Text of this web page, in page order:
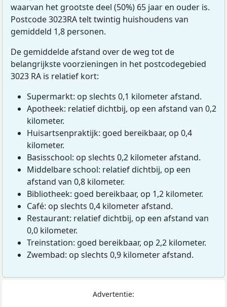
waarvan het grootste deel (50%) 65 jaar en ouder is.
Postcode 3023RA telt twintig huishoudens van
gemiddeld 1,8 personen.
De gemiddelde afstand over de weg tot de
belangrijkste voorzieningen in het postcodegebied
3023 RA is relatief kort:
Supermarkt: op slechts 0,1 kilometer afstand.
Apotheek: relatief dichtbij, op een afstand van 0,2
kilometer.
Huisartsenpraktijk: goed bereikbaar, op 0,4
kilometer.
Basisschool: op slechts 0,2 kilometer afstand.
Middelbare school: relatief dichtbij, op een
afstand van 0,8 kilometer.
Bibliotheek: goed bereikbaar, op 1,2 kilometer.
Café: op slechts 0,4 kilometer afstand.
Restaurant: relatief dichtbij, op een afstand van
0,0 kilometer.
Treinstation: goed bereikbaar, op 2,2 kilometer.
Zwembad: op slechts 0,9 kilometer afstand.
Advertentie: